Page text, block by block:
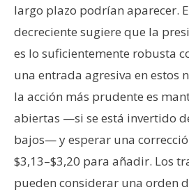
largo plazo podrían aparecer.
decreciente sugiere que la
es lo suficientemente robusta
una entrada agresiva en estos
la acción más prudente es
abiertas —si se está invertido
bajos— y esperar una
$3,13–$3,20 para añadir. Los
pueden considerar una orden